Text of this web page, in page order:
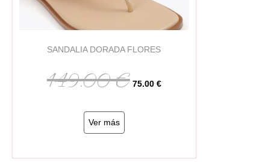
SANDALIA DORADA FLORES
149.00€ 75.00 €
Ver más